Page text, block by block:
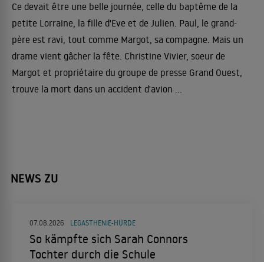
Ce devait être une belle journée, celle du baptême de la
petite Lorraine, la fille d'Eve et de Julien. Paul, le grand-
père est ravi, tout comme Margot, sa compagne. Mais un
drame vient gâcher la fête. Christine Vivier, soeur de
Margot et propriétaire du groupe de presse Grand Ouest,
trouve la mort dans un accident d'avion ...
NEWS ZU
07.08.2026 LEGASTHENIE-HÜRDE
So kämpfte sich Sarah Connors
Tochter durch die Schule